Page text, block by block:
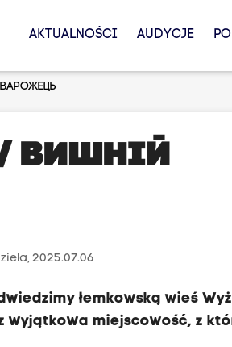
AKTUALNOŚCI AUDYCJE
/ Вишній
2025.07.06
łemkowską wieś
wyjątkowa miejscowość, z